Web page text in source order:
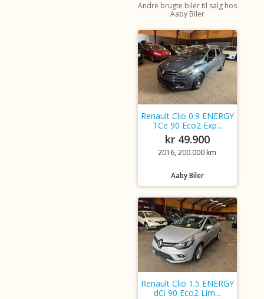
Andre brugte biler til salg hos
Aaby Biler
Renault Clio 0.9 ENERGY
TCe 90 Eco2 Exp...
kr 49.900
2016, 200.000 km
Aaby Biler
Renault Clio 1.5 ENERGY
dCi 90 Eco2 Lim...